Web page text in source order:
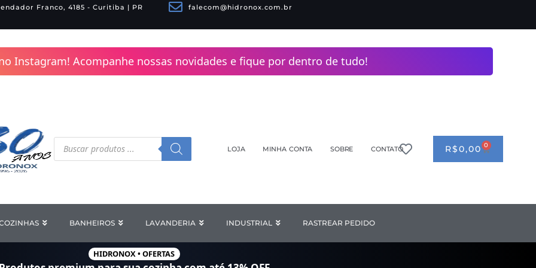
Franco, 4185 - Curitiba | PR falecom@hidronox.com.br
Instagram! Acompanhe nossas novidades e fique por dentro de tudo!
Pesquisar
produtos LOJA MINHA CONTA SOBRE CONTATO R$0,00 0 CART
Open COZINHAS
BANHEIROS Open BANHEIROS
LAVANDERIA Open LAVANDERIA
INDUSTRIAL Open INDUSTRIAL
RASTREAR PEDIDO
HIDRONOX • OFERTAS